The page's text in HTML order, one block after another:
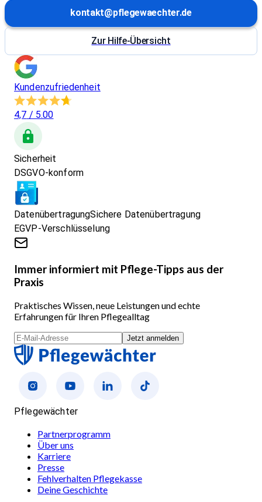
kontakt@pflegewaechter.de
Zur Hilfe-Übersicht
Kundenzufriedenheit
4,7 / 5.00
Sicherheit
DSGVO-konform
DatenübertragungSichere Datenübertragung
EGVP-Verschlüsselung
Immer informiert mit Pflege-Tipps aus der
Praxis
Praktisches Wissen, neue Leistungen und echte
Erfahrungen für Ihren Pflegealltag
Jetzt anmelden
Pflegewächter
Partnerprogramm
Über uns
Karriere
Presse
Fehlverhalten Pflegekasse
Deine Geschichte